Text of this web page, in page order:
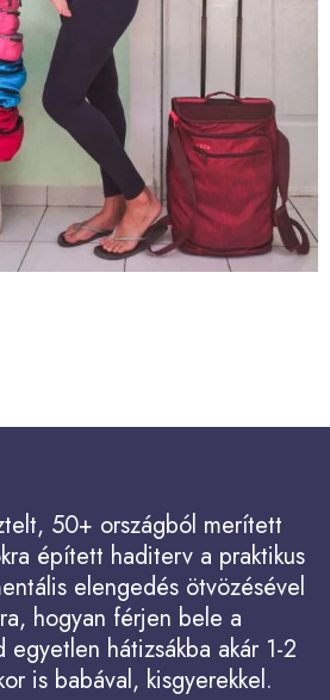
50+ országból merített
épített haditerv a praktikus
elengedés ötvözésével
hogyan férjen bele a
hátizsákba akár 1-2
is babával, kisgyerekkel.